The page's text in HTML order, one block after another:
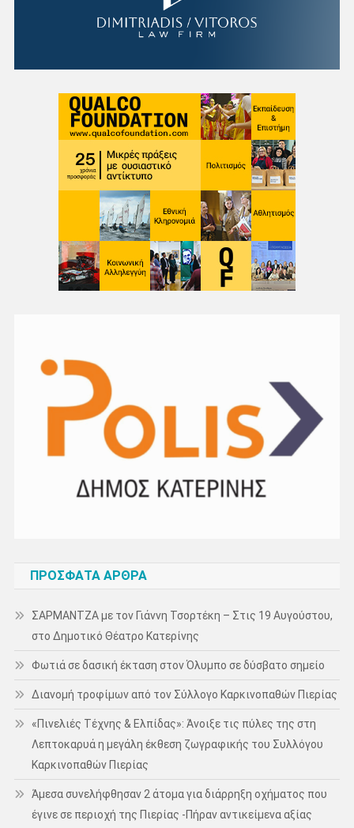
ΠΡΌΣΦΑΤΑ ΆΡΘΡΑ
ΣΑΡΜΑΝΤΖΑ με τον Γιάννη Τσορτέκη – Στις 19 Αυγούστου,
στο Δημοτικό Θέατρο Κατερίνης
Φωτιά σε δασική έκταση στον Όλυμπο σε δύσβατο σημείο
Διανομή τροφίμων από τον Σύλλογο Καρκινοπαθών Πιερίας
«Πινελιές Τέχνης & Ελπίδας»: Άνοιξε τις πύλες της στη
Λεπτοκαρυά η μεγάλη έκθεση ζωγραφικής του Συλλόγου
Καρκινοπαθών Πιερίας
Άμεσα συνελήφθησαν 2 άτομα για διάρρηξη οχήματος που
έγινε σε περιοχή της Πιερίας -Πήραν αντικείμενα αξίας